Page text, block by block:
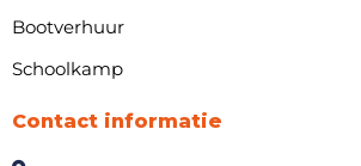
Bootverhuur
Schoolkamp
Contact informatie